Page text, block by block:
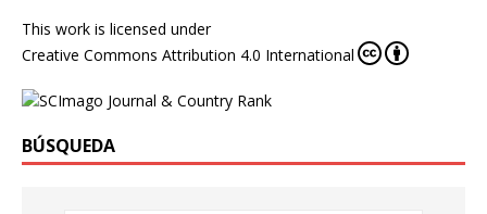
This work is licensed under
Creative Commons Attribution 4.0 International
BÚSQUEDA